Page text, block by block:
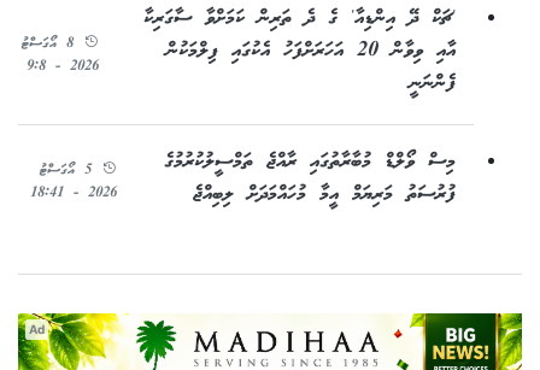
'ޗަކް ދޭ އިންޑިއާ' ގެ ދެ ތަރިން ކަމަށްވާ ސާގަރިކާ
އާއި ވިވާން 20 އަހަރަށްފަހު އެކުގައި ފިލްމަކުން
ފެންނަނީ
8 އޯގަސްޓު
2026 - 9:8
މިސް ވޯލްޑް މުބާރާތުގައި ރާއްޖެ ތަމްސީލުކުރުމުގެ
ފުރުސަތު މަރިޔަމް އީމާ މުހައްމަދަށް ލިބިއްޖެ
5 އޯގަސްޓު
2026 - 18:41
Ad